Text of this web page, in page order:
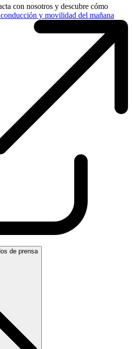
con nosotros y descubre cómo
y movilidad del mañana
de prensa